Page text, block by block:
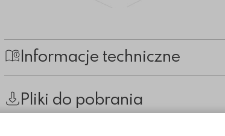
Informacje techniczne
Pliki do pobrania